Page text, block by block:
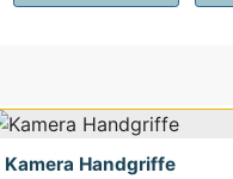
Kamera Handgriffe